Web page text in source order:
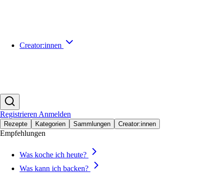
Creator:innen
Registrieren Anmelden
Rezepte Kategorien Sammlungen Creator:innen
Empfehlungen
Was koche ich heute?
Was kann ich backen?